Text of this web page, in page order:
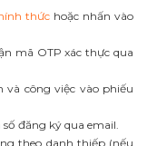
thứchoặc nhấn vào
mã OTP xác thực qua
công việc vào phiếu
đăng ký qua email.
theo danh thiếp (nếu